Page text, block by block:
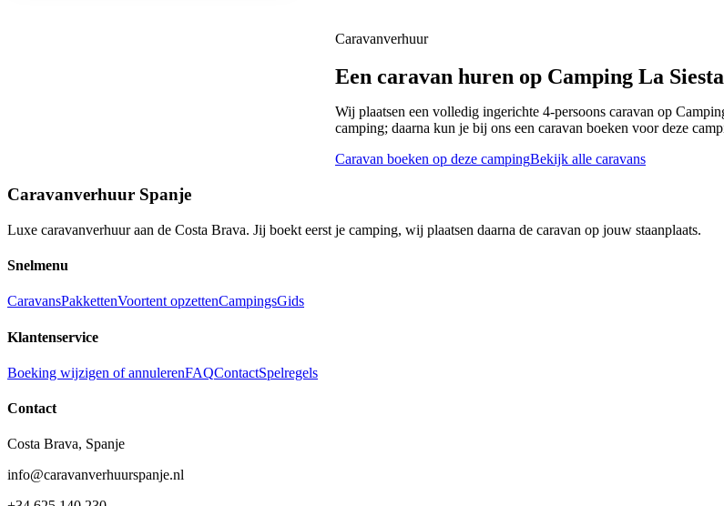
Caravanverhuur
Een caravan huren op Camping La Siesta
Wij plaatsen een volledig ingerichte 4-persoons caravan op
camping; daarna kun je bij ons een caravan boeken voor deze
Caravan boeken op deze campingBekijk alle caravans
Caravanverhuur Spanje
Luxe caravanverhuur aan de Costa Brava. Jij boekt eerst je camping, wij plaatsen daarna de caravan op jouw staanplaats.
Snelmenu
CaravansPakkettenVoortent opzettenCampingsGids
Klantenservice
Boeking wijzigen of annulerenFAQContactSpelregels
Contact
Costa Brava, Spanje
info@caravanverhuurspanje.nl